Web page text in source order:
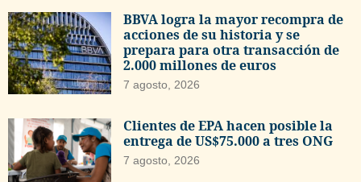
BBVA logra la mayor recompra de
acciones de su historia y se
prepara para otra transacción de
2.000 millones de euros
7 agosto, 2026
Clientes de EPA hacen posible la
entrega de US$75.000 a tres ONG
7 agosto, 2026